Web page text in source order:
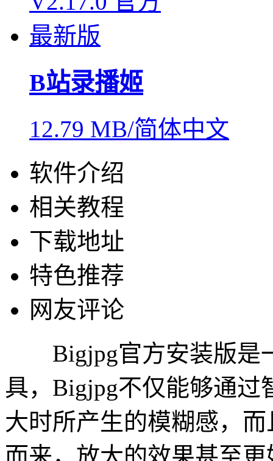
B站录播姬
12.79 MB/简体中文
软件介绍
相关教程
下载地址
特色推荐
网友评论
Bigjpg官方安装版是
具，Bigjpg不仅能够通
大时所产生的模糊感，
而来，放大的效果甚至